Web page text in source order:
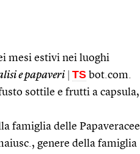
mesi estivi nei luoghi
e papaveri TS bot.com.
sottile e frutti a capsula,
famiglia delle Papaveracee
genere della famiglia